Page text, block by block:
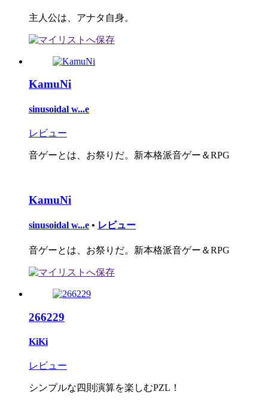
主人公は、アナタ自身。
KamuNi
sinusoidal w...e
レビュー
音ゲーとは、お祭りだ。新本格派音ゲー＆RPG
KamuNi
sinusoidal w...e • レビュー
音ゲーとは、お祭りだ。新本格派音ゲー＆RPG
266229
KiKi
レビュー
シンプルな四則演算を楽しむPZL！